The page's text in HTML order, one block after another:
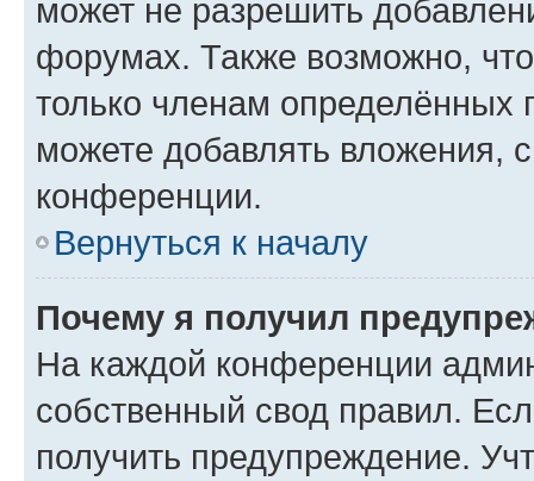
может не разрешить
форумах. Также возможно,
только членам определённых
можете добавлять вложения,
конференции.
Вернуться к началу
Почему я получил
На каждой конференции
собственный свод правил.
получить предупреждение.